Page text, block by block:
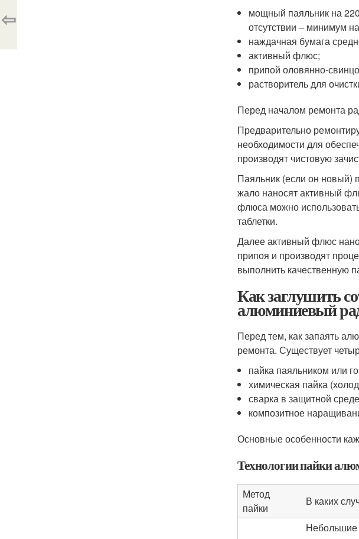
мощный паяльник на
отсутствии – минимум
наждачная бумага
активный флюс;
припой оловянно-
растворитель для
Перед началом ремонта
Предварительно
необходимости для
производят чистовую
Паяльник (если он новый)
жало наносят активный
флюса можно
таблетки.
Далее активный флюс
припоя и производят
выполнить качественную
Как заглушить
алюминиевый
Перед тем, как запаять
ремонта. Существует
пайка паяльником или
химическая пайка
сварка в защитной
композитное
Основные особенности
Технологии пайки
Метод
пайки
В каких
Небольшие
⇦